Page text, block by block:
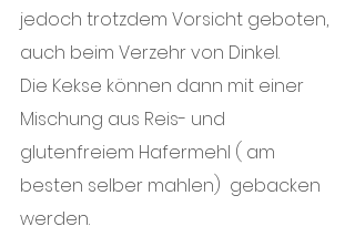
jedoch trotzdem Vorsicht geboten,
auch beim Verzehr von Dinkel.
Die Kekse können dann mit einer
Mischung aus Reis- und
glutenfreiem Hafermehl ( am
besten selber mahlen)  gebacken
werden.